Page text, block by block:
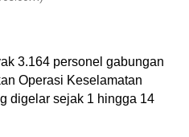
3.164 personel gabungan
Operasi Keselamatan
digelar sejak 1 hingga 14